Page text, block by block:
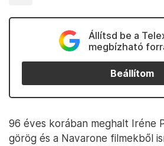
Állítsd be a
megbízható
Beállítom
96 éves korában meghalt Iréne
görög és a Navarone filmekből